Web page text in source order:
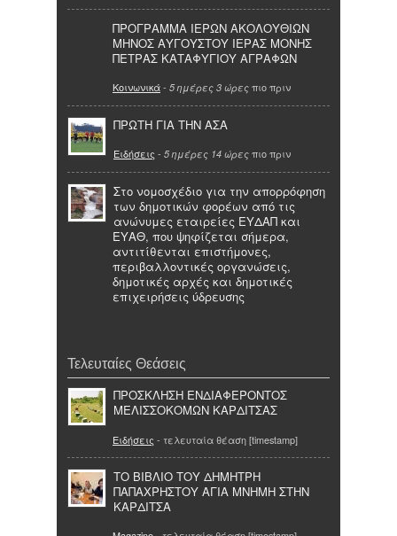
ΠΡΟΓΡΑΜΜΑ ΙΕΡΩΝ ΑΚΟΛΟΥΘΙΩΝ
ΜΗΝΟΣ ΑΥΓΟΥΣΤΟΥ ΙΕΡΑΣ ΜΟΝΗΣ
ΠΕΤΡΑΣ ΚΑΤΑΦΥΓΙΟΥ ΑΓΡΑΦΩΝ
Κοινωνικά- 5 ημέρες 3 ώρες πιο πριν
ΠΡΩΤΗ ΓΙΑ ΤΗΝ ΑΣΑ
Ειδήσεις - 5 ημέρες 14 ώρες πιο πριν
Στο νομοσχέδιο για την απορρόφηση
των δημοτικών φορέων από τις
ανώνυμες εταιρείες ΕΥΔΑΠ και
ΕΥΑΘ, που ψηφίζεται σήμερα,
αντιτίθενται επιστήμονες,
περιβαλλοντικές οργανώσεις,
δημοτικές αρχές και δημοτικές
επιχειρήσεις ύδρευσης
Τελευταίες Θεάσεις
ΠΡΟΣΚΛΗΣΗ ΕΝΔΙΑΦΕΡΟΝΤΟΣ
ΜΕΛΙΣΣΟΚΟΜΩΝ ΚΑΡΔΙΤΣΑΣ
Ειδήσεις - τελευταία θέαση [timestamp]
ΤΟ ΒΙΒΛΙΟ ΤΟΥ ΔΗΜΗΤΡΗ
ΠΑΠΑΧΡΗΣΤΟΥ ΑΓΙΑ ΜΝΗΜΗ ΣΤΗΝ
ΚΑΡΔΙΤΣΑ